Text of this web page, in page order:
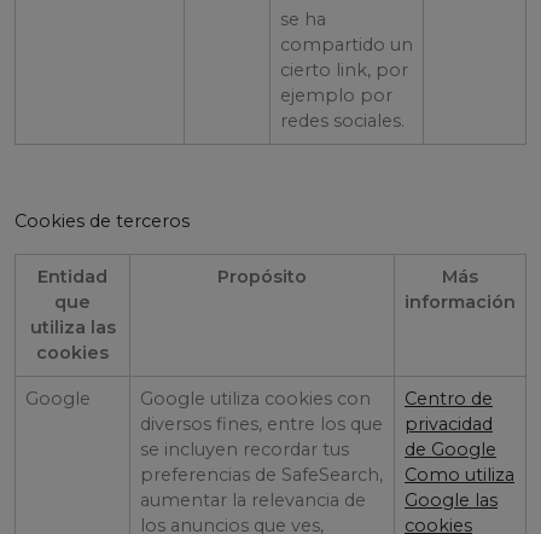
se ha
compartido un
cierto link, por
ejemplo por
redes sociales.
Cookies de terceros
Entidad
que
utiliza las
cookies
Propósito
Más
información
Google
Google utiliza cookies con
diversos fines, entre los que
se incluyen recordar tus
preferencias de SafeSearch,
aumentar la relevancia de
los anuncios que ves,
Centro de
privacidad
de Google
Como utiliza
Google las
cookies